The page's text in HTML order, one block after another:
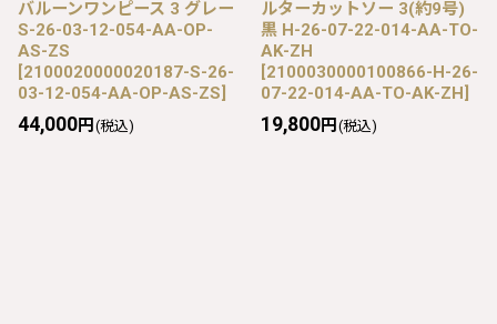
バルーンワンピース 3 グレー
S-26-03-12-054-AA-OP-
AS-ZS
[2100020000020187-S-26-
03-12-054-AA-OP-AS-ZS]
44,000円 (税込)
ルターカットソー 3(約9号)
黒 H-26-07-22-014-AA-TO-
AK-ZH
[2100030000100866-H-26-
07-22-014-AA-TO-AK-ZH]
19,800円 (税込)